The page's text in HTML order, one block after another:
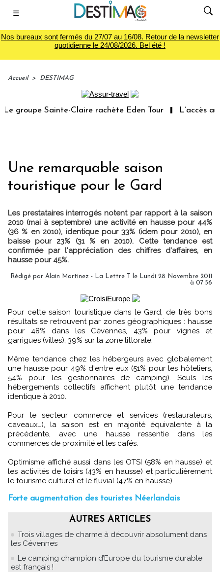
☰
Nos bureaux sont fermés du 27/07 au 16/08. Retour de la newsletter
quotidienne le 24/08/2026. Bel été !
Accueil > DESTIMAG
groupe Sainte-Claire rachète Eden Tour L’accès
Une remarquable saison
touristique pour le Gard
Les prestataires interrogés notent par rapport à la saison
2010 (mai à septembre) une activité en hausse pour 44%
(36 % en 2010), identique pour 33% (idem pour 2010), en
baisse pour 23% (31 % en 2010). Cette tendance est
confirmée par l'appréciation des chiffres d'affaires, en
hausse pour 45%.
Rédigé par Alain Martinez - La Lettre T le Lundi 28 Novembre 2011
à 07:56
Pour cette saison touristique dans le Gard, de très bons
résultats se retrouvent par zones géographiques : hausse
pour 48% dans les Cévennes, 43% pour vignes et
garrigues (villes), 39% sur la zone littorale.
Même tendance chez les hébergeurs avec globalement
une hausse pour 49% d'entre eux (51% pour les hôteliers,
54% pour les gestionnaires de camping). Seuls les
hébergements collectifs affichent plutôt une tendance
identique à 2010.
Pour le secteur commerce et services (restaurateurs,
caveaux…), la saison est en majorité équivalente à la
précédente, avec une hausse ressentie dans les
commerces de proximité et les cafés.
Optimisme affiché aussi dans les OTSI (58% en hausse) et
les activités de loisirs (43% en hausse) et particulièrement
le tourisme culturel et le fluvial (47% en hausse).
Forte augmentation des touristes Néerlandais
AUTRES ARTICLES
Trois villages de charme à découvrir absolument dans
les Cévennes
Le camping champion d’Europe du tourisme durable
est français !